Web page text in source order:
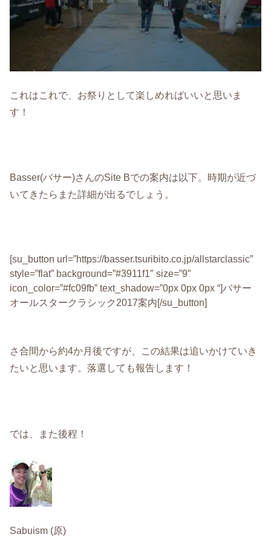
これはこれで、お祭りとして楽しめればいいと思いま
す！
Basser(バサー)さんのSite Bでの案内は以下。時期が近づ
いてきたらまた詳細が出るでしょう。
[su_button url=”https://basser.tsuribito.co.jp/allstarclassic”
style=”flat” background=”#3911f1″ size=”9″
icon_color=”#fc09fb” text_shadow=”0px 0px 0px “]バサー
オールスタークラシック2017案内[/su_button]
さ合間から約4か月後ですが、この結果は追いかけていき
たいと思います。落選しても報告します！
では、また後程！
Sabuism (原)